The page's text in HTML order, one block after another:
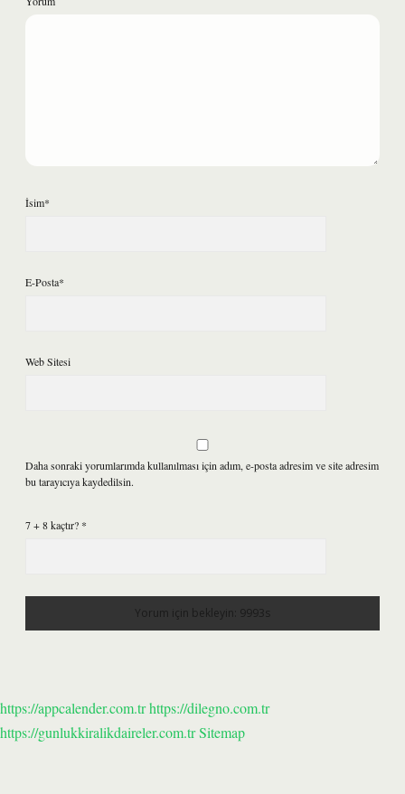
İsim*
E-Posta*
Web Sitesi
Daha sonraki yorumlarımda kullanılması için adım, e-posta adresim ve site adresim
bu tarayıcıya kaydedilsin.
7 + 8 kaçtır? *
https://appcalender.com.trhttps://dilegno.com.tr
https://gunlukkiralikdaireler.com.trSitemap